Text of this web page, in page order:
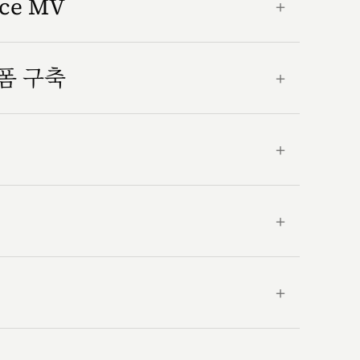
MV ＋
구축 ＋
＋
＋
＋